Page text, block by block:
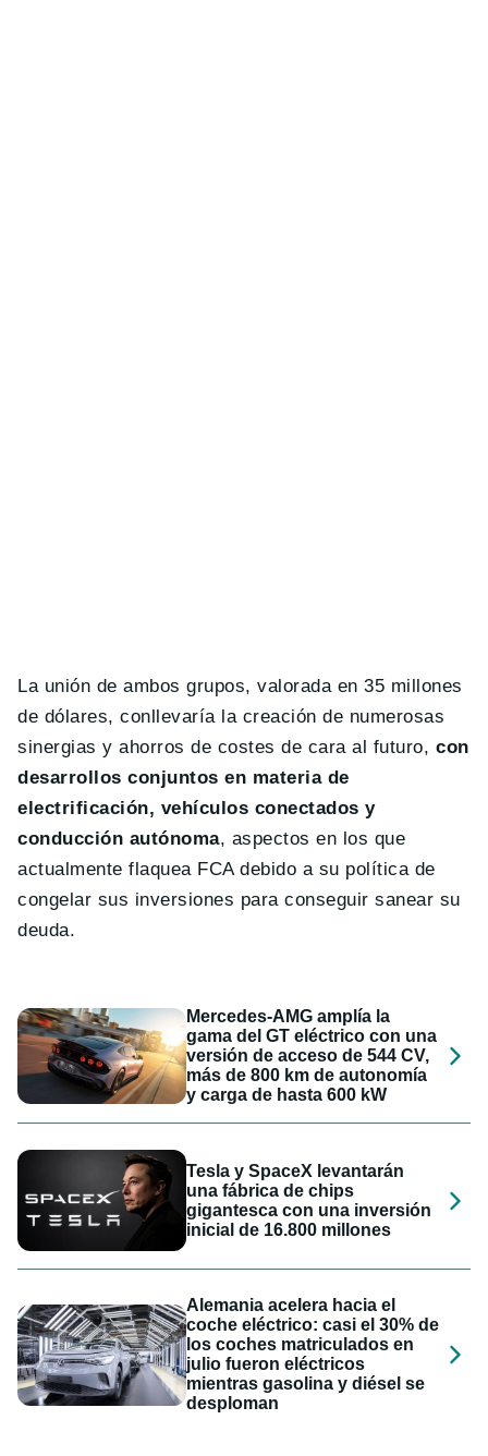
La unión de ambos grupos, valorada en 35 millones
de dólares, conllevaría la creación de numerosas
sinergias y ahorros de costes de cara al futuro, con
desarrollos conjuntos en materia de
electrificación, vehículos conectados y
conducción autónoma, aspectos en los que
actualmente flaquea FCA debido a su política de
congelar sus inversiones para conseguir sanear su
deuda.
Mercedes-AMG amplía la
gama del GT eléctrico con una
versión de acceso de 544 CV,
más de 800 km de autonomía
y carga de hasta 600 kW
Tesla y SpaceX levantarán
una fábrica de chips
gigantesca con una inversión
inicial de 16.800 millones
Alemania acelera hacia el
coche eléctrico: casi el 30% de
los coches matriculados en
julio fueron eléctricos
mientras gasolina y diésel se
desploman